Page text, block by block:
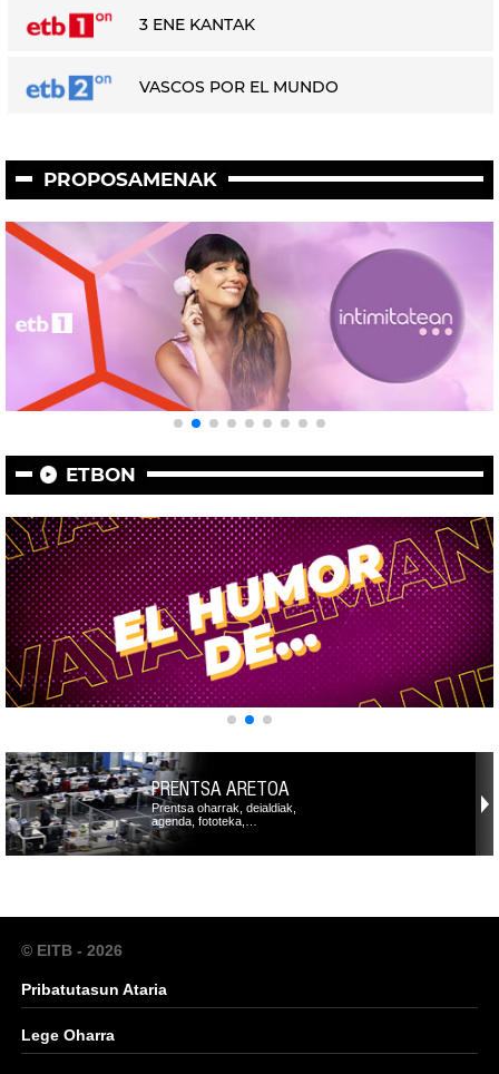
3 ENE KANTAK
VASCOS POR EL MUNDO
PROPOSAMENAK
ETBON
PRENTSA ARETOA
Prentsa oharrak, deialdiak,
agenda, fototeka,…
© EITB - 2026
Pribatutasun Ataria
Lege Oharra